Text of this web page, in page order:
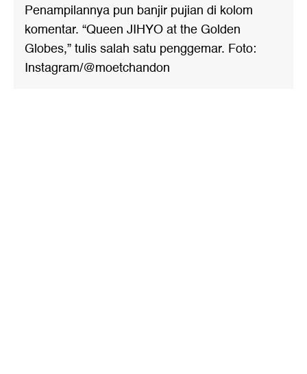
Penampilannya pun banjir pujian di kolom
komentar. “Queen JIHYO at the Golden
Globes,” tulis salah satu penggemar. Foto:
Instagram/@moetchandon